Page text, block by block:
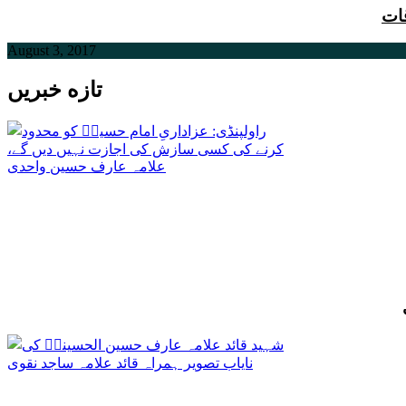
August 3, 2017
تازه خبریں